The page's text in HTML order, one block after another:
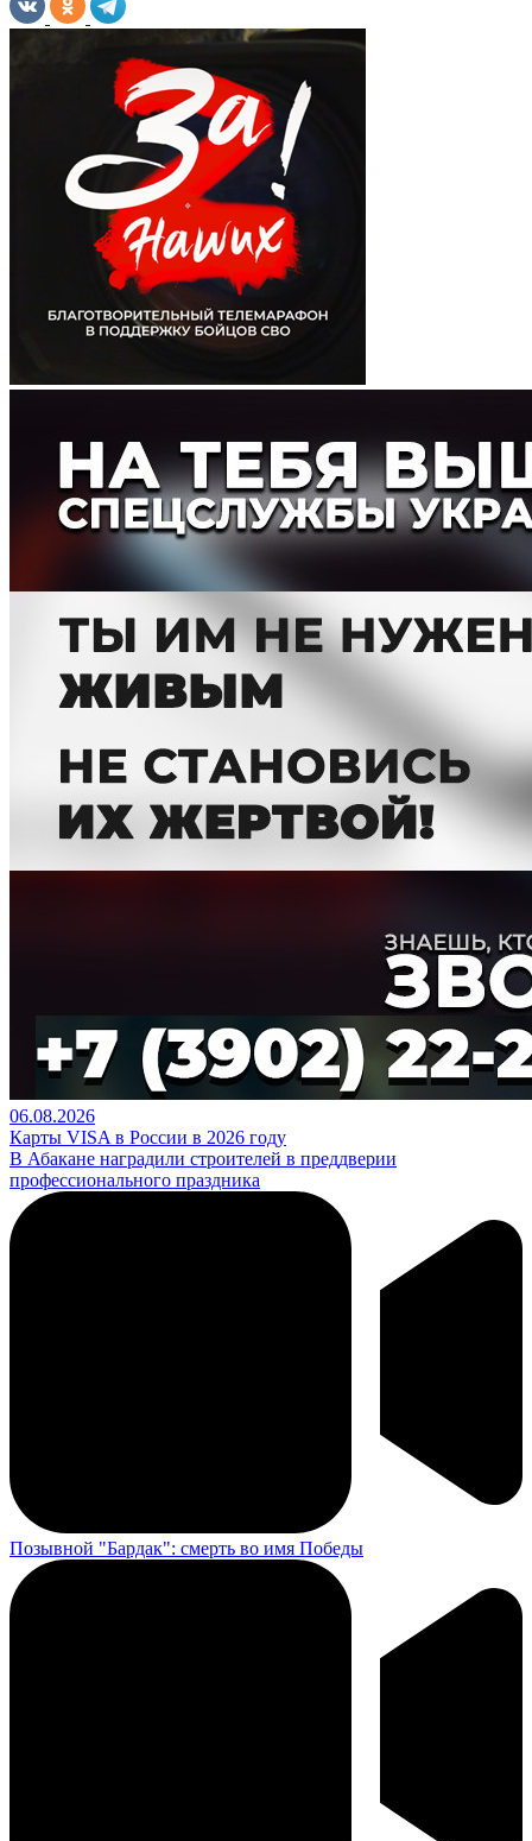
06.08.2026
Карты VISA в России в 2026 году
В Абакане наградили строителей в преддверии
профессионального праздника
Позывной "Бардак": смерть во имя Победы